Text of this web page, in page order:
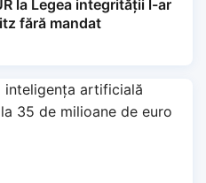
la Legea integrității l-ar
fără mandat